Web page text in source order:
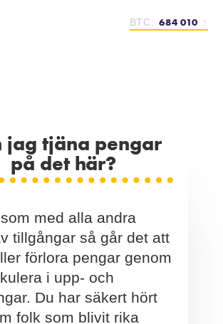
BTC: 684 010 ↑
jag tjäna pengar
på det här?
med alla andra
tillgångar så går det att
förlora pengar genom
i upp- och
Du har säkert hört
folk som blivit rika